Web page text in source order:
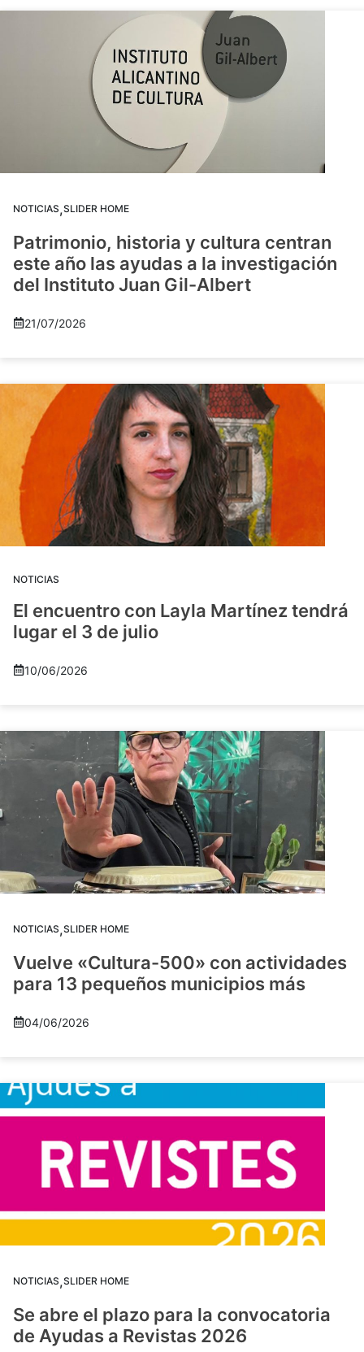
NOTICIAS,SLIDER HOME
Patrimonio, historia y cultura centran
este año las ayudas a la investigación
del Instituto Juan Gil-Albert
21/07/2026
NOTICIAS
El encuentro con Layla Martínez tendrá
lugar el 3 de julio
10/06/2026
NOTICIAS,SLIDER HOME
Vuelve «Cultura-500» con actividades
para 13 pequeños municipios más
04/06/2026
NOTICIAS,SLIDER HOME
Se abre el plazo para la convocatoria
de Ayudas a Revistas 2026